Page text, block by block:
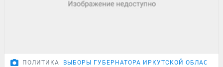
ПОЛИТИКА ВЫБОРЫ ГУБЕРНАТОРА ИРКУТСКОЙ ОБЛАСТИ